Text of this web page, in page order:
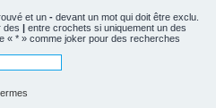
et un - devant un mot qui doit être exclu.
des | entre crochets si uniquement un des
« * » comme joker pour des recherches